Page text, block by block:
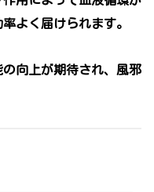
よく届けられます。
向上が期待され、風邪